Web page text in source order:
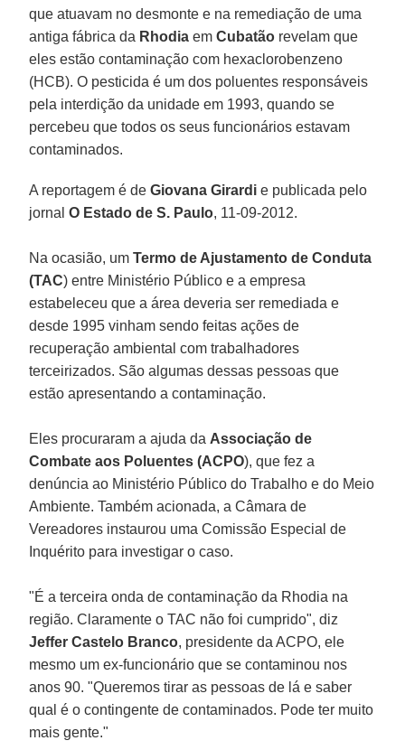
que atuavam no desmonte e na remediação de uma
antiga fábrica da RhodiaemCubatão revelam que
eles estão contaminação com hexaclorobenzeno
(HCB). O pesticida é um dos poluentes responsáveis
pela interdição da unidade em 1993, quando se
percebeu que todos os seus funcionários estavam
contaminados.
A reportagem é deGiovana Girardi e publicada pelo
jornalO Estado de S. Paulo, 11-09-2012.
Na ocasião, umTermo de Ajustamento de Conduta
(TAC) entre Ministério Público e a empresa
estabeleceu que a área deveria ser remediada e
desde 1995 vinham sendo feitas ações de
recuperação ambiental com trabalhadores
terceirizados. São algumas dessas pessoas que
estão apresentando a contaminação.
Eles procuraram a ajuda da Associação de
Combate aos Poluentes (ACPO), que fez a
denúncia ao Ministério Público do Trabalho e do Meio
Ambiente. Também acionada, a Câmara de
Vereadores instaurou uma Comissão Especial de
Inquérito para investigar o caso.
"É a terceira onda de contaminação da Rhodia na
região. Claramente o TAC não foi cumprido", diz
Jeffer Castelo Branco, presidente da ACPO, ele
mesmo um ex-funcionário que se contaminou nos
anos 90. "Queremos tirar as pessoas de lá e saber
qual é o contingente de contaminados. Pode ter muito
mais gente."